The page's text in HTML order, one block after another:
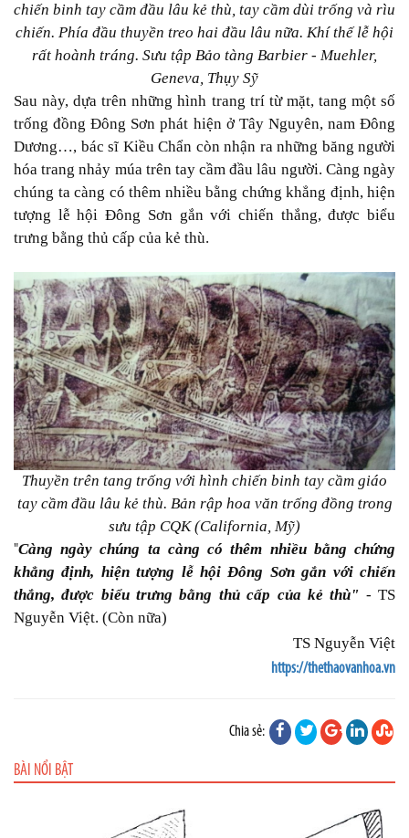
chiến binh tay cầm đầu lâu kẻ thù, tay cầm dùi trống và rìu
chiến. Phía đầu thuyền treo hai đầu lâu nữa. Khí thế lễ hội
rất hoành tráng. Sưu tập Bảo tàng Barbier - Muehler,
Geneva, Thụy Sỹ
Sau này, dựa trên những hình trang trí từ mặt, tang một số
trống đồng Đông Sơn phát hiện ở Tây Nguyên, nam Đông
Dương…, bác sĩ Kiều Chẩn còn nhận ra những băng người
hóa trang nhảy múa trên tay cầm đầu lâu người. Càng ngày
chúng ta càng có thêm nhiều bằng chứng khẳng định, hiện
tượng lễ hội Đông Sơn gắn với chiến thắng, được biểu
trưng bằng thủ cấp của kẻ thù.
Thuyền trên tang trống với hình chiến binh tay cầm giáo
tay cầm đầu lâu kẻ thù. Bản rập hoa văn trống đồng trong
sưu tập CQK (California, Mỹ)
"Càng ngày chúng ta càng có thêm nhiều bằng chứng
khẳng định, hiện tượng lễ hội Đông Sơn gắn với chiến
thắng, được biểu trưng bằng thủ cấp của kẻ thù" - TS
Nguyễn Việt. (Còn nữa)
TS Nguyễn Việt
https://thethaovanhoa.vn
Chia sẻ:
BÀI NỔI BẬT